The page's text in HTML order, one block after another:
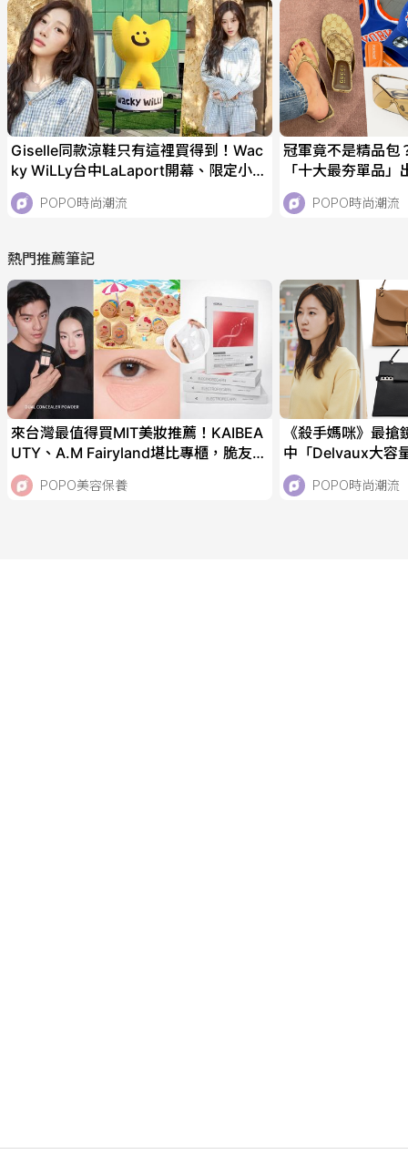
Giselle同款涼鞋只有這裡買得到！Wac
ky WiLLy台中LaLaport開幕、限定小熊
珍奶上衣太可愛！
POPO時尚潮流
冠軍竟不是精品
「十大最夯單品
跟鞋根本稱霸今年
POPO時尚潮流
熱門推薦筆記
來台灣最值得買MIT美妝推薦！KAIBEA
UTY、A.M Fairyland堪比專櫃，脆友激
推AKIMIA微電流面膜！
POPO美容保養
《殺手媽咪》最
中「Delvaux大容
私下也是品牌鐵粉
POPO時尚潮流